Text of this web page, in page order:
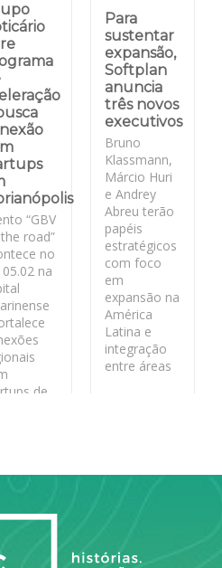
“GBV
road”
no
na
de
Para
sustentar
expansão,
Softplan
anuncia
três novos
executivos
Bruno
Klassmann,
Márcio Huri
e Andrey
Abreu terão
papéis
estratégicos
com foco
em
expansão na
América
Latina e
integração
entre áreas